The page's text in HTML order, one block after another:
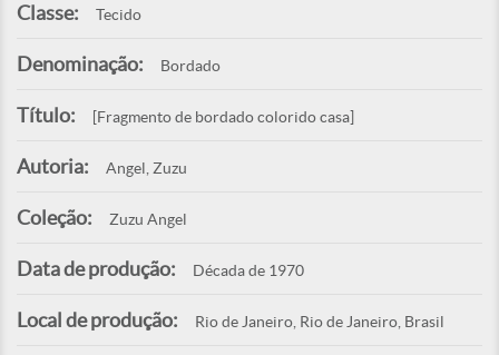
Classe: Tecido
Denominação: Bordado
Título: [Fragmento de bordado colorido casa]
Autoria: Angel, Zuzu
Coleção: Zuzu Angel
Data de produção: Década de 1970
Local de produção: Rio de Janeiro, Rio de Janeiro, Brasil